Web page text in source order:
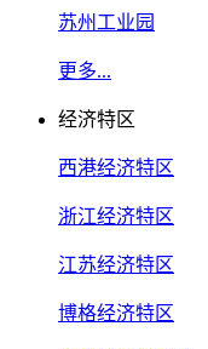
苏州工业园
更多...
经济特区
西港经济特区
浙江经济特区
江苏经济特区
博格经济特区